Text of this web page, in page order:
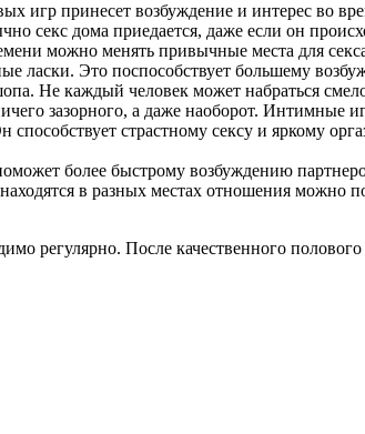
игр принесет возбуждение и интерес во
секс дома приедается, даже если он
можно менять привычные места для
ласки. Это поспособствует большему
Не каждый человек может набраться
зазорного, а даже наоборот.
страстному сексу и яркому
более быстрому возбуждению
в разных местах отношения можно
регулярно. После качественного